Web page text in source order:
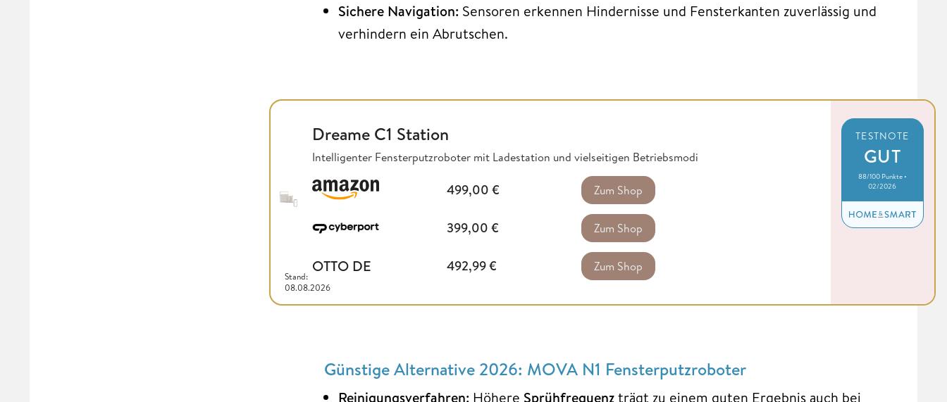
Sichere Navigation: Sensoren erkennen Hindernisse und Fensterkanten zuverlässig und
verhindern ein Abrutschen.
Stand:
08.08.2026
Dreame C1 Station
Intelligenter Fensterputzroboter mit Ladestation und vielseitigen Betriebsmodi
499,00€ Zum Shop
399,00€ Zum Shop
OTTO DE 492,99€ Zum Shop
TESTNOTE
GUT
88/100 Punkte •
02/2026
Günstige Alternative 2026: MOVA N1 Fensterputzroboter
Reinigungsverfahren: Höhere Sprühfrequenzträgt zu einem guten Ergebnis auch bei